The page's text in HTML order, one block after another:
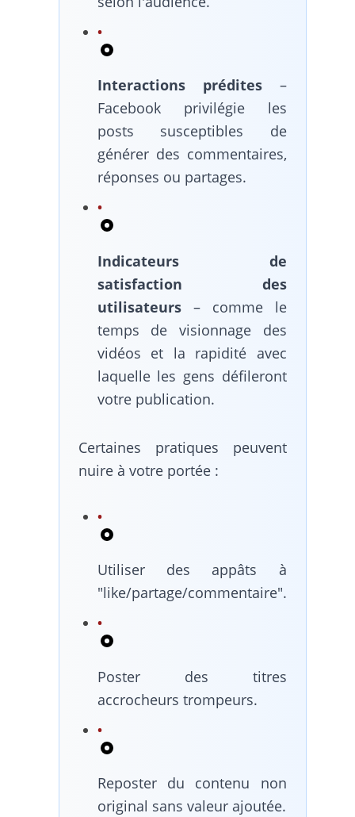
Interactions prédites–
Facebook privilégie les
posts susceptibles de
générer des commentaires,
réponses ou partages.
Indicateurs de
satisfaction des
utilisateurs– comme le
temps de visionnage des
vidéos et la rapidité avec
laquelle les gens défileront
votre publication.
Certaines pratiques peuvent
nuire à votre portée :
Utiliser des appâts à
"like/partage/commentaire".
Poster des titres
accrocheurs trompeurs.
Reposter du contenu non
original sans valeur ajoutée.